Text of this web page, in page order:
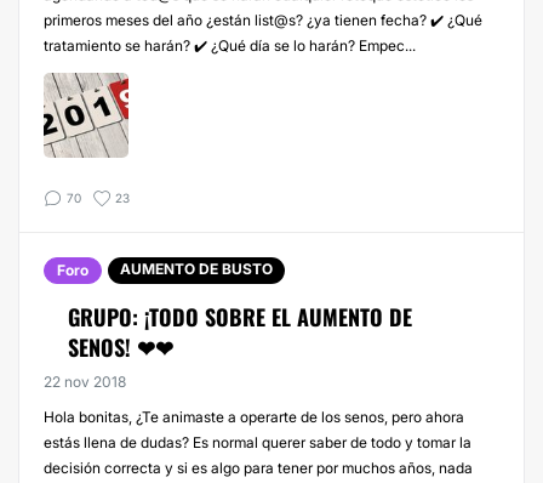
primeros meses del año ¿están list@s? ¿ya tienen fecha? ✔️ ¿Qué
tratamiento se harán? ✔️ ¿Qué día se lo harán? Empec...
70 23
Foro AUMENTO DE BUSTO
GRUPO: ¡TODO SOBRE EL AUMENTO DE
SENOS! ❤❤
22 nov 2018
Hola bonitas, ¿Te animaste a operarte de los senos, pero ahora
estás llena de dudas? Es normal querer saber de todo y tomar la
decisión correcta y si es algo para tener por muchos años, nada